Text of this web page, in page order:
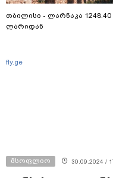
თბილისი - ლარნაკა 1248.40
ლარიდან
fly.ge
მსოფლიო 30.09.2024 /